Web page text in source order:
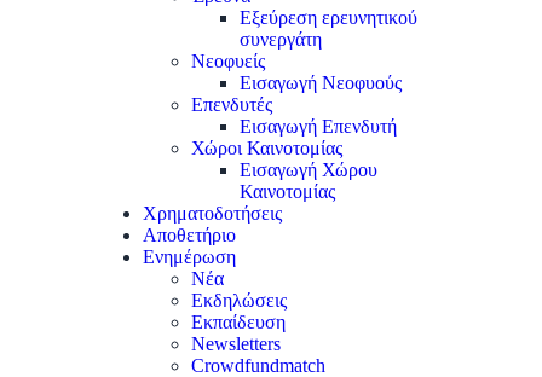
Εξεύρεση ερευνητικού
συνεργάτη
Νεοφυείς
Εισαγωγή Νεοφυούς
Επενδυτές
Εισαγωγή Επενδυτή
Χώροι Καινοτομίας
Εισαγωγή Χώρου
Καινοτομίας
Χρηματοδοτήσεις
Αποθετήριο
Ενημέρωση
Νέα
Εκδηλώσεις
Εκπαίδευση
Newsletters
Crowdfundmatch